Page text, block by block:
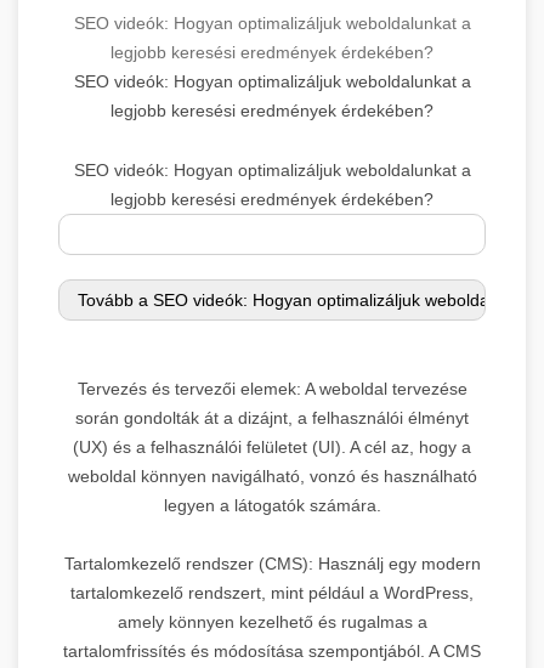
SEO videók: Hogyan optimalizáljuk weboldalunkat a
legjobb keresési eredmények érdekében?
SEO videók: Hogyan optimalizáljuk weboldalunkat a
legjobb keresési eredmények érdekében?
SEO videók: Hogyan optimalizáljuk weboldalunkat a
legjobb keresési eredmények érdekében?
Tervezés és tervezői elemek: A weboldal tervezése
során gondolták át a dizájnt, a felhasználói élményt
(UX) és a felhasználói felületet (UI). A cél az, hogy a
weboldal könnyen navigálható, vonzó és használható
legyen a látogatók számára.
Tartalomkezelő rendszer (CMS): Használj egy modern
tartalomkezelő rendszert, mint például a WordPress,
amely könnyen kezelhető és rugalmas a
tartalomfrissítés és módosítása szempontjából. A CMS